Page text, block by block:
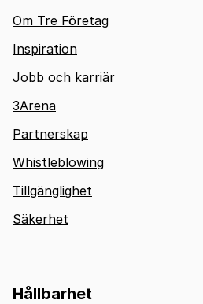
Om Tre Företag
Inspiration
Jobb och karriär
3Arena
Partnerskap
Whistleblowing
Tillgänglighet
Säkerhet
Hållbarhet